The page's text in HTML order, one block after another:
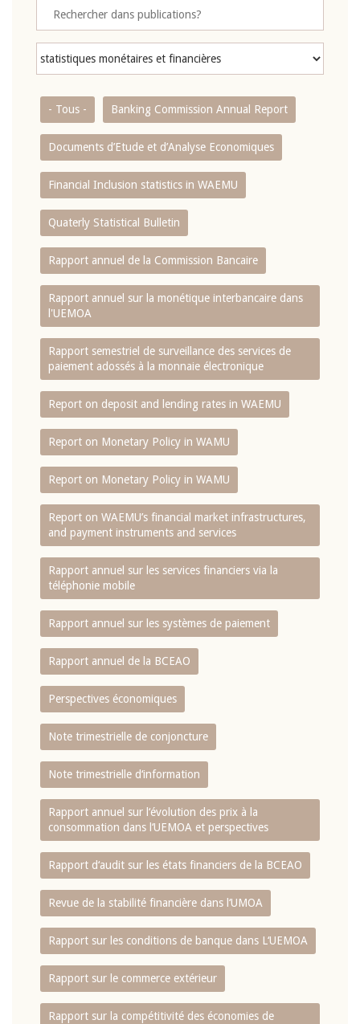
- Tous - Banking Commission Annual Report
Documents d’Etude et d’Analyse Economiques
Financial Inclusion statistics in WAEMU
Quaterly Statistical Bulletin
Rapport annuel de la Commission Bancaire
Rapport annuel sur la monétique interbancaire dans
l'UEMOA
Rapport semestriel de surveillance des services de
paiement adossés à la monnaie électronique
Report on deposit and lending rates in WAEMU
Report on Monetary Policy in WAMU
Report on Monetary Policy in WAMU
Report on WAEMU’s financial market infrastructures,
and payment instruments and services
Rapport annuel sur les services financiers via la
téléphonie mobile
Rapport annuel sur les systèmes de paiement
Rapport annuel de la BCEAO
Perspectives économiques
Note trimestrielle de conjoncture
Note trimestrielle d‘information
Rapport annuel sur l‘évolution des prix à la
consommation dans l‘UEMOA et perspectives
Rapport d‘audit sur les états financiers de la BCEAO
Revue de la stabilité financière dans l‘UMOA
Rapport sur les conditions de banque dans L‘UEMOA
Rapport sur le commerce extérieur
Rapport sur la compétitivité des économies de